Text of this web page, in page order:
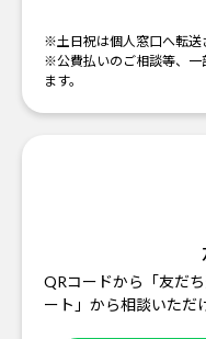
※土日祝は個人窓口へ転送
※公費払いのご相談等、一
ます。
QRコードから「友だ
ート」から相談いただ